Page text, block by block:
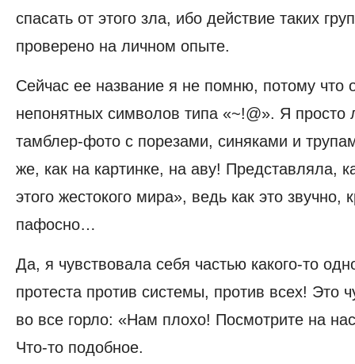
спасать от этого зла, ибо действие таких
проверено на личном опыте.
Сейчас ее название я не помню, потому что
непонятных символов типа «~!@». Я просто
тамблер-фото с порезами, синяками и
же, как на картинке, на аву! Представляла,
этого жестокого мира», ведь как это звучно,
пафосно…
Да, я чувствовала себя частью какого-то
протеста против системы, против всех! Это
во все горло: «Нам плохо! Посмотрите на
Что-то подобное.